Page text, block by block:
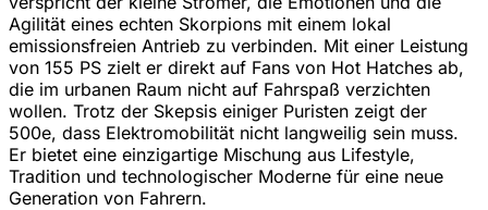
Agilität eines echten Skorpions mit einem lokal
emissionsfreien Antrieb zu verbinden. Mit einer Leistung
von 155 PS zielt er direkt auf Fans von Hot Hatches ab,
die im urbanen Raum nicht auf Fahrspaß verzichten
wollen. Trotz der Skepsis einiger Puristen zeigt der
500e, dass Elektromobilität nicht langweilig sein muss.
Er bietet eine einzigartige Mischung aus Lifestyle,
Tradition und technologischer Moderne für eine neue
Generation von Fahrern.